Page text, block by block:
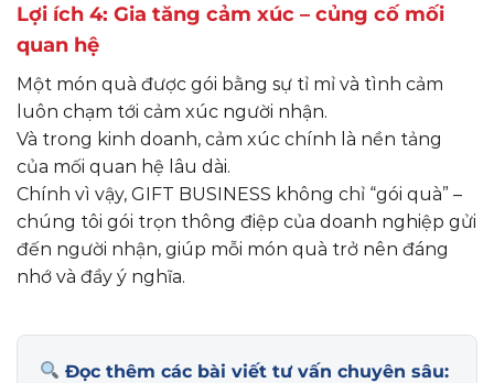
Lợi ích 4: Gia tăng cảm xúc – củng cố mối
quan hệ
Một món quà được gói bằng sự tỉ mỉ và tình cảm
luôn chạm tới cảm xúc người nhận.
Và trong kinh doanh, cảm xúc chính là nền tảng
của mối quan hệ lâu dài.
Chính vì vậy, GIFT BUSINESS không chỉ “gói quà” –
chúng tôi gói trọn thông điệp của doanh nghiệp gửi
đến người nhận, giúp mỗi món quà trở nên đáng
nhớ và đầy ý nghĩa.
Đọc thêm các bài viết tư vấn chuyên sâu: